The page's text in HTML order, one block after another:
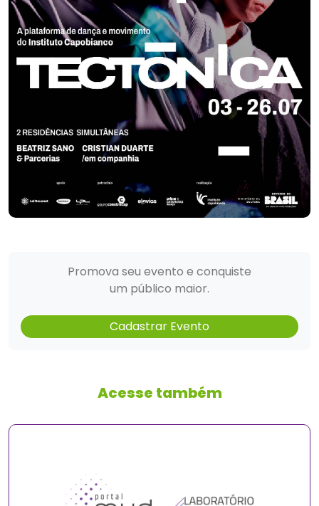
Promova seu evento e conquiste
um público maior.
Cadastrar Evento
Acesse também